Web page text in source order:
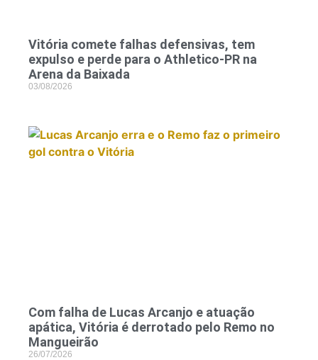
Vitória comete falhas defensivas, tem
expulso e perde para o Athletico-PR na
Arena da Baixada
03/08/2026
Com falha de Lucas Arcanjo e atuação
apática, Vitória é derrotado pelo Remo no
Mangueirão
26/07/2026